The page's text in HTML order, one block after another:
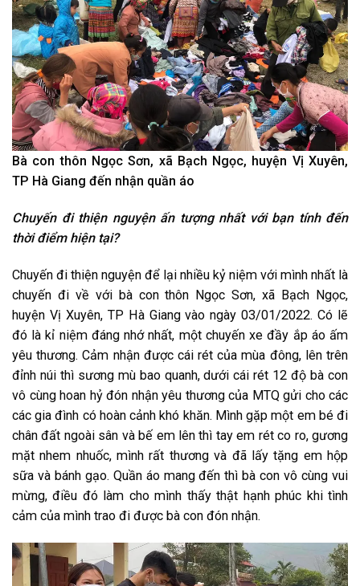
Bà con thôn Ngọc Sơn, xã Bạch Ngọc, huyện Vị Xuyên,
TP Hà Giang đến nhận quần áo
Chuyến đi thiện nguyện ấn tượng nhất với bạn tính đến
thời điểm hiện tại?
Chuyến đi thiện nguyện để lại nhiều kỷ niệm với mình nhất là
chuyến đi về với bà con thôn Ngọc Sơn, xã Bạch Ngọc,
huyện Vị Xuyên, TP Hà Giang vào ngày 03/01/2022. Có lẽ
đó là kỉ niệm đáng nhớ nhất, một chuyến xe đầy ắp áo ấm
yêu thương. Cảm nhận được cái rét của mùa đông, lên trên
đỉnh núi thì sương mù bao quanh, dưới cái rét 12 độ bà con
vô cùng hoan hỷ đón nhận yêu thương của MTQ gửi cho các
các gia đình có hoàn cảnh khó khăn. Mình gặp một em bé đi
chân đất ngoài sân và bế em lên thì tay em rét co ro, gương
mặt nhem nhuốc, mình rất thương và đã lấy tặng em hộp
sữa và bánh gạo. Quần áo mang đến thì bà con vô cùng vui
mừng, điều đó làm cho mình thấy thật hạnh phúc khi tình
cảm của mình trao đi được bà con đón nhận.